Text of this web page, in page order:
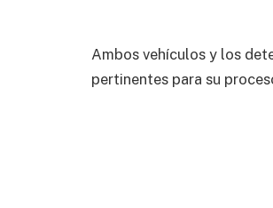
Ambos vehículos y los
pertinentes para su